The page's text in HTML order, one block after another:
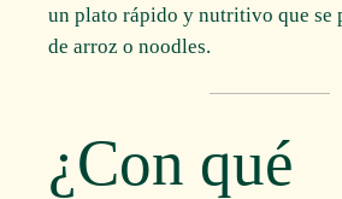
un plato rápido y nutritivo que se
de arroz o noodles.
¿Con qué